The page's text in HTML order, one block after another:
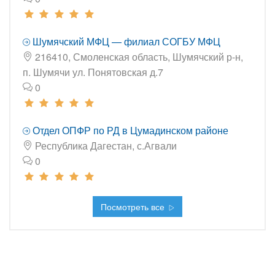
Шумячский МФЦ — филиал СОГБУ МФЦ
216410, Смоленская область, Шумячский р-н,
п. Шумячи ул. Понятовская д.7
0
Отдел ОПФР по РД в Цумадинском районе
Республика Дагестан, с.Агвали
0
Посмотреть все